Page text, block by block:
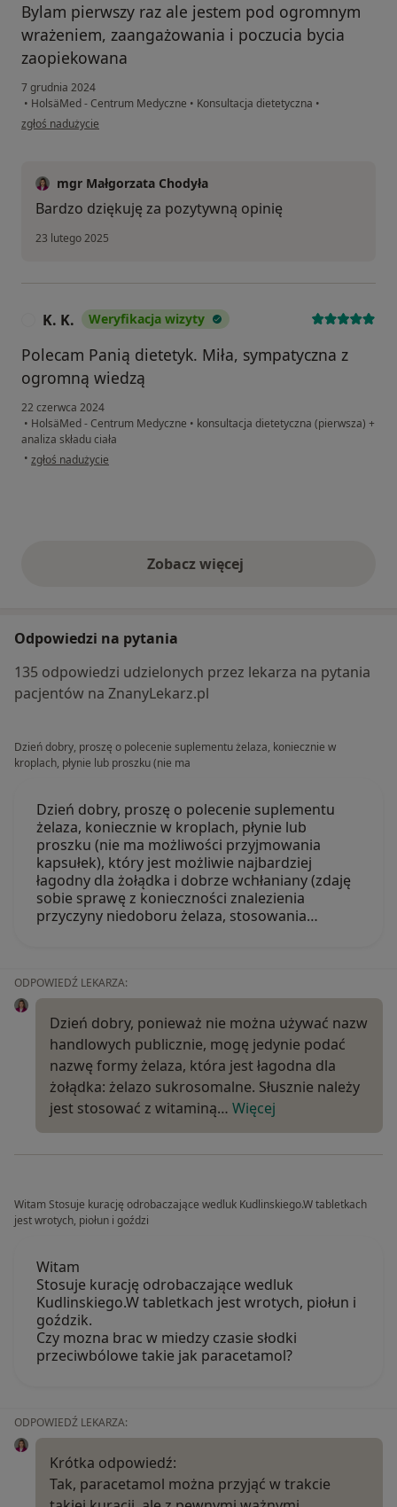
Bylam pierwszy raz ale jestem pod ogromnym
wrażeniem, zaangażowania i poczucia bycia
zaopiekowana
7 grudnia 2024
• HolsäMed - Centrum Medyczne • Konsultacja dietetyczna •
w opinii użytkownika Pacjent
zgłoś nadużycie
mgr Małgorzata Chodyła
Bardzo dziękuję za pozytywną opinię
23 lutego 2025
K. K. Weryfikacja wizyty
Polecam Panią dietetyk. Miła, sympatyczna z
ogromną wiedzą
22 czerwca 2024
• HolsäMed - Centrum Medyczne • konsultacja dietetyczna (pierwsza) +
analiza składu ciała
• w opinii użytkownika K. K.
zgłoś nadużycie
Zobacz więcejopinie powyżej
Odpowiedzi na pytania
135 odpowiedzi udzielonych przez lekarza na pytania
pacjentów na ZnanyLekarz.pl
Dzień dobry, proszę o polecenie suplementu żelaza, koniecznie w
kroplach, płynie lub proszku (nie ma
Dzień dobry, proszę o polecenie suplementu
żelaza, koniecznie w kroplach, płynie lub
proszku (nie ma możliwości przyjmowania
kapsułek), który jest możliwie najbardziej
łagodny dla żołądka i dobrze wchłaniany (zdaję
sobie sprawę z konieczności znalezienia
przyczyny niedoboru żelaza, stosowania…
ODPOWIEDŹ LEKARZA:
Dzień dobry, ponieważ nie można używać nazw
handlowych publicznie, mogę jedynie podać
nazwę formy żelaza, która jest łagodna dla
żołądka: żelazo sukrosomalne. Słusznie należy
jest stosować z witaminą… Więcej
Witam Stosuje kurację odrobaczające wedluk Kudlinskiego.W tabletkach
jest wrotych, piołun i goździ
Witam
Stosuje kurację odrobaczające wedluk
Kudlinskiego.W tabletkach jest wrotych, piołun i
goździk.
Czy mozna brac w miedzy czasie słodki
przeciwbólowe takie jak paracetamol?
ODPOWIEDŹ LEKARZA:
Krótka odpowiedź:
Tak, paracetamol można przyjąć w trakcie